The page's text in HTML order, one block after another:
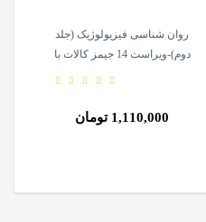
روان شناسی فیزیولوژیک (جلد
دوم)-ویراست 14 جیمز کالات با
1,110,000 تومان